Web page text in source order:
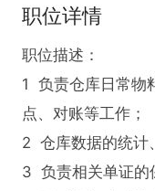
职位详情
职位描述：
1  负责仓库日常
点、对账等工作；
2  仓库数据的统计
3  负责相关单证的